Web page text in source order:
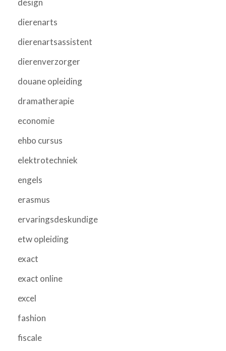
design
dierenarts
dierenartsassistent
dierenverzorger
douane opleiding
dramatherapie
economie
ehbo cursus
elektrotechniek
engels
erasmus
ervaringsdeskundige
etw opleiding
exact
exact online
excel
fashion
fiscale